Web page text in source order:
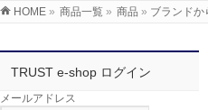
HOME » 商品一覧 » 商品 » ブランドか
TRUST e-shop ログイン
メールアドレス